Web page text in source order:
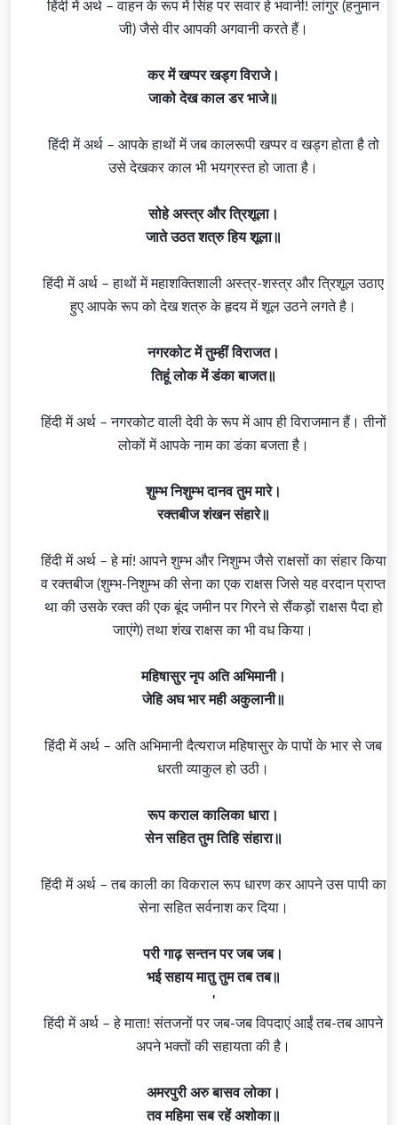
हिंदी में अर्थ – वाहन के रूप में सिंह पर सवार हे भवानी! लांगुर (हनुमान
जी) जैसे वीर आपकी अगवानी करते हैं।
कर में खप्पर खड्ग विराजे।
जाको देख काल डर भाजे॥
हिंदी में अर्थ – आपके हाथों में जब कालरूपी खप्पर व खड्ग होता है तो
उसे देखकर काल भी भयग्रस्त हो जाता है।
सोहे अस्त्र और त्रिशूला।
जाते उठत शत्रु हिय शूला॥
हिंदी में अर्थ – हाथों में महाशक्तिशाली अस्त्र-शस्त्र और त्रिशूल उठाए
हुए आपके रूप को देख शत्रु के हृदय में शूल उठने लगते है।
नगरकोट में तुम्हीं विराजत।
तिहूं लोक में डंका बाजत॥
हिंदी में अर्थ – नगरकोट वाली देवी के रूप में आप ही विराजमान हैं। तीनों
लोकों में आपके नाम का डंका बजता है।
शुम्भ निशुम्भ दानव तुम मारे।
रक्तबीज शंखन संहारे॥
हिंदी में अर्थ – हे मां! आपने शुम्भ और निशुम्भ जैसे राक्षसों का संहार किया
व रक्तबीज (शुम्भ-निशुम्भ की सेना का एक राक्षस जिसे यह वरदान प्राप्त
था की उसके रक्त की एक बूंद जमीन पर गिरने से सैंकड़ों राक्षस पैदा हो
जाएंगे) तथा शंख राक्षस का भी वध किया।
महिषासुर नृप अति अभिमानी।
जेहि अघ भार मही अकुलानी॥
हिंदी में अर्थ – अति अभिमानी दैत्यराज महिषासुर के पापों के भार से जब
धरतीव्याकुल हो उठी।
रूप कराल कालिका धारा।
सेन सहित तुम तिहि संहारा॥
हिंदी में अर्थ – तब काली का विकराल रूप धारण कर आपने उस पापी का
सेना सहित सर्वनाश कर दिया।
परी गाढ़ सन्तन पर जब जब।
भई सहाय मातु तुम तब तब॥
'
हिंदी में अर्थ – हे माता! संतजनों पर जब-जब विपदाएं आईं तब-तब आपने
अपने भक्तों की सहायता की है।
अमरपुरी अरु बासव लोका।
तव महिमा सब रहें अशोका॥